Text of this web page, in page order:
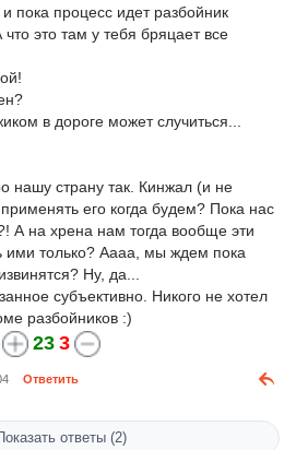
и пока процесс идет разбойник
это там у тебя бряцает все
в дороге может случиться...
нашу страну так. Кинжал (и не
его когда будем? Пока нас
А на хрена нам тогда вообще эти
ими только? Аааа, мы ждем пока
Ну, да...
субъективно. Никого не хотел
разбойников :)
23 3
Ответить
ответы (2)